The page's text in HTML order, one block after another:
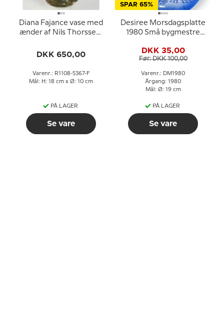
Diana Fajance vase med
ænder af Nils Thorssen,
1108-5367
DKK 650,00
Varenr.: R1108-5367-F
Mål: H: 18 cm x Ø: 10 cm
PÅ LAGER
Se vare
SPAR 65%
Desiree Morsdagsplatte
1980 Små bygmestre
DKK 35,00
Før: DKK 100,00
Varenr.: DM1980
Årgang: 1980
Mål: Ø: 19 cm
PÅ LAGER
Se vare